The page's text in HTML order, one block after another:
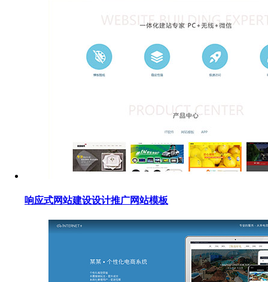
响应式网站建设设计推广网站模板